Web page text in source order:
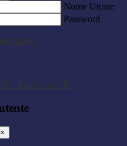
Nome Utente
Password
Entra con CIE
×